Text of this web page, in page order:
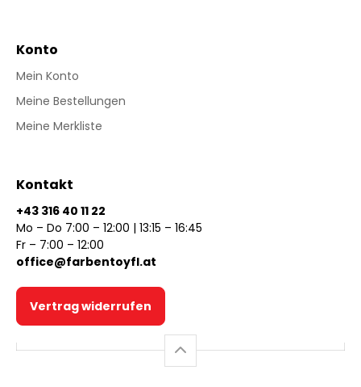
Konto
Mein Konto
Meine Bestellungen
Meine Merkliste
Kontakt
+43 316 40 11 22
Mo – Do 7:00 – 12:00 | 13:15 – 16:45
Fr – 7:00 – 12:00
office@farbentoyfl.at
Vertrag widerrufen